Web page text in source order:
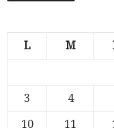
L M
3
4
10
11